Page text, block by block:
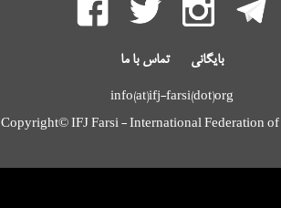
بایگانی تماس با ما
info(at)ifj-farsi(dot)org
Copyright© IFJ Farsi - International Federation of